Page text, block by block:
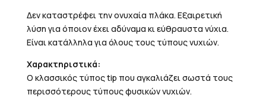
Δεν καταστρέφει την ονυχαία πλάκα. Εξαιρετική
λύση για όποιον έχει αδύναμα κι εύθραυστα νύχια.
Είναι κατάλληλα για όλους τους τύπους νυχιών.
Χαρακτηριστικά:
Ο κλασσικός τύπος tip που αγκαλιάζει σωστά τους
περισσότερους τύπους φυσικών νυχιών.